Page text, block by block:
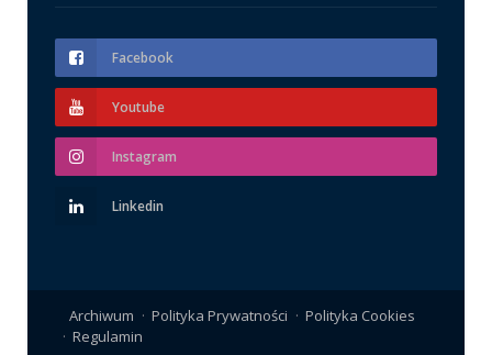
Facebook
Youtube
Instagram
Linkedin
Archiwum Polityka Prywatności
Polityka Cookies
Regulamin